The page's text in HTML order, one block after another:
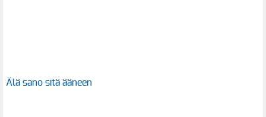
Älä sano sitä ääneen